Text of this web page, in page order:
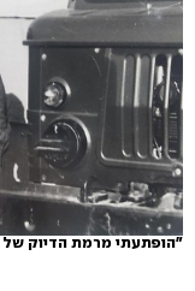
"הופתעתי מרמת הדיוק